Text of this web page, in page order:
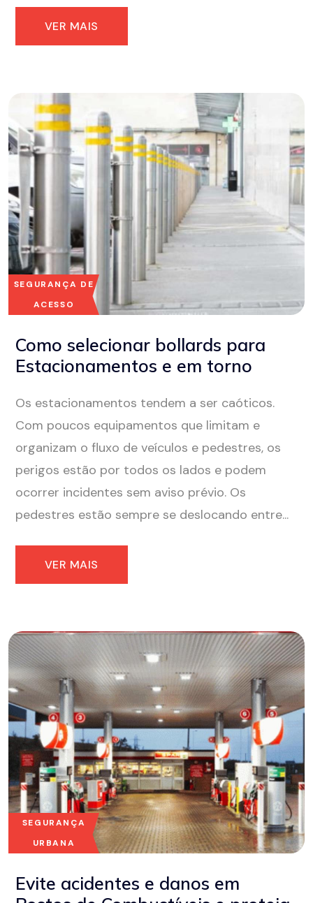
VER MAIS
SEGURANÇA DE
ACESSO
Como selecionar bollards para
Estacionamentos e em torno
Os estacionamentos tendem a ser caóticos.
Com poucos equipamentos que limitam e
organizam o fluxo de veículos e pedestres, os
perigos estão por todos os lados e podem
ocorrer incidentes sem aviso prévio. Os
pedestres estão sempre se deslocando entre...
VER MAIS
SEGURANÇA
URBANA
Evite acidentes e danos em